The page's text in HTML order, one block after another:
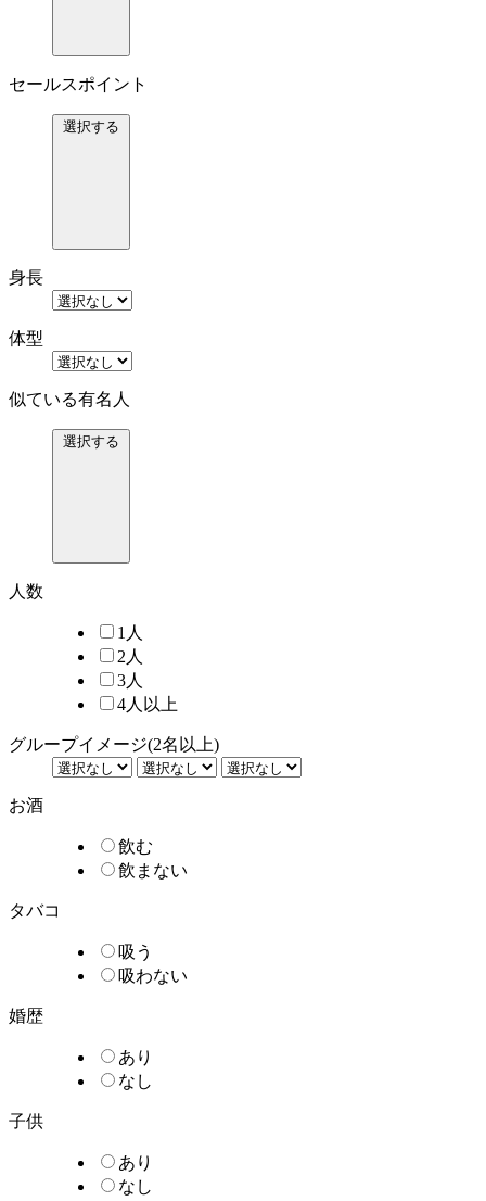
セールスポイント
選択する
身長
体型
似ている有名人
選択する
人数
1人
2人
3人
4人以上
グループイメージ(2名以上)
お酒
飲む
飲まない
タバコ
吸う
吸わない
婚歴
あり
なし
子供
あり
なし